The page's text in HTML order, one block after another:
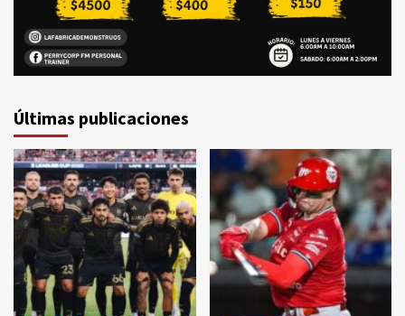
Últimas publicaciones